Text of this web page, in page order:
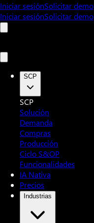
Iniciar sesiónSolicitar demo
Iniciar sesiónSolicitar demo
SCP
SCP
Solución
Demanda
Compras
Producción
Ciclo S&OP
Funcionalidades
IA Nativa
Precios
Industrias